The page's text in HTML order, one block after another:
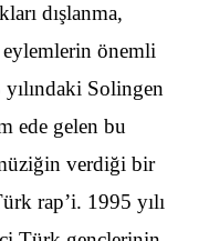
dışlanma,
eylemlerin önemli
yılındaki Solingen
ede gelen bu
verdiği bir
rap’i. 1995 yılı